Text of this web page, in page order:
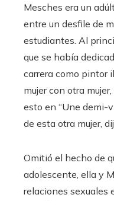
Mesches era un
entre un desfile de
estudiantes. Al
que se había
carrera como pintor
mujer con otra
esto en “Une demi-
de esta otra mujer,
Omitió el hecho de
adolescente, ella y
relaciones sexuales